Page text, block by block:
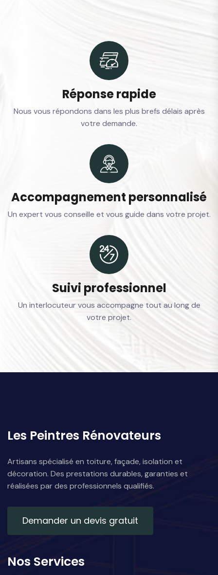
Réponse rapide
Nous vous répondons dans les plus brefs délais après
votre demande.
Accompagnement personnalisé
Un expert vous conseille et vous guide dans votre projet.
Suivi professionnel
Un interlocuteur vous accompagne tout au long de
votre projet.
Les Peintres Rénovateurs
Artisans spécialisé en toiture, façade, isolation et
décoration. Des prestations durables, garanties et
réalisées par des professionnels qualifiés.
Demander un devis gratuit
Nos Services